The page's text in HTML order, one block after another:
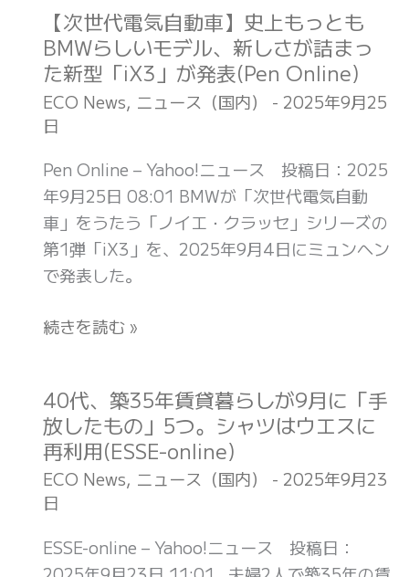
エ
コ
シ
ス
テ
の
壁
を
乗
り
え
だ
(ギ
ズ
モ
ー
ド・
ジ
【次世代電気自動車】史上もっとも
BMWらしいモデル、新しさが詰まっ
た新型「iX3」が発表(Pen Online)
ECO News, ニュース（国内） - 2025年9月25
日
Pen Online – Yahoo!ニュース 投稿日：2025
年9月25日 08:01 BMWが「次世代電気自動
車」をうたう「ノイエ・クラッセ」シリーズの
第1弾「iX3」を、2025年9月4日にミュンヘン
で発表した。
【次
世
代
電
気
動
車】
史
上
も
と
BMW
ら
し
い
モ
ル、
続きを読む »
40代、築35年賃貸暮らしが9月に「手
放したもの」5つ。シャツはウエスに
再利用(ESSE-online)
ECO News, ニュース（国内） - 2025年9月23
日
ESSE-online – Yahoo!ニュース 投稿日：
40
代、
築
35
年
貸